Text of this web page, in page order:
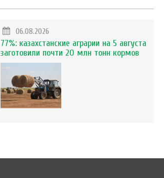
06.08.2026
77%: казахстанские аграрии на 5 августа
заготовили почти 20 млн тонн кормов